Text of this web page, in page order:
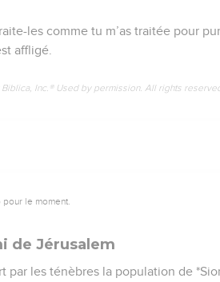
les comme tu m’as traitée pour
affligé.
Inc.® Used by permission. All rights
le moment.
de Jérusalem
par les ténèbres la population de